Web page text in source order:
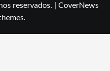
reservados.
CoverNews